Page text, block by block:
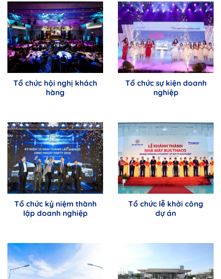
Tổ chức hội nghị khách
hàng
Tổ chức sự kiện doanh
nghiệp
Tổ chức kỷ niệm thành
lập doanh nghiệp
Tổ chức lễ khởi công
dự án